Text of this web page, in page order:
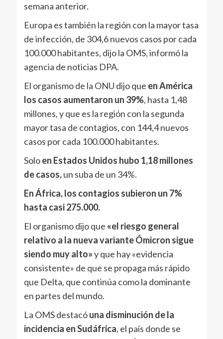
semana anterior.
Europa es también la región con la mayor tasa
de infección, de 304,6 nuevos casos por cada
100.000 habitantes, dijo la OMS, informó la
agencia de noticias DPA.
El organismo de la ONU dijo que en América
los casos aumentaron un 39%, hasta 1,48
millones, y que es la región con la segunda
mayor tasa de contagios, con 144,4 nuevos
casos por cada 100.000 habitantes.
Soloen Estados Unidos hubo 1,18 millones
de casos,un suba de un 34%.
En África, los contagios subieron un 7%
hasta casi 275.000.
El organismo dijo que «el riesgo general
relativo a la nueva variante Ómicron sigue
siendo muy alto»y que hay «evidencia
consistente» de que se propaga más rápido
que Delta, que continúa como la dominante
en partes del mundo.
La OMS destacóuna disminución de la
incidencia en Sudáfrica, el país donde se